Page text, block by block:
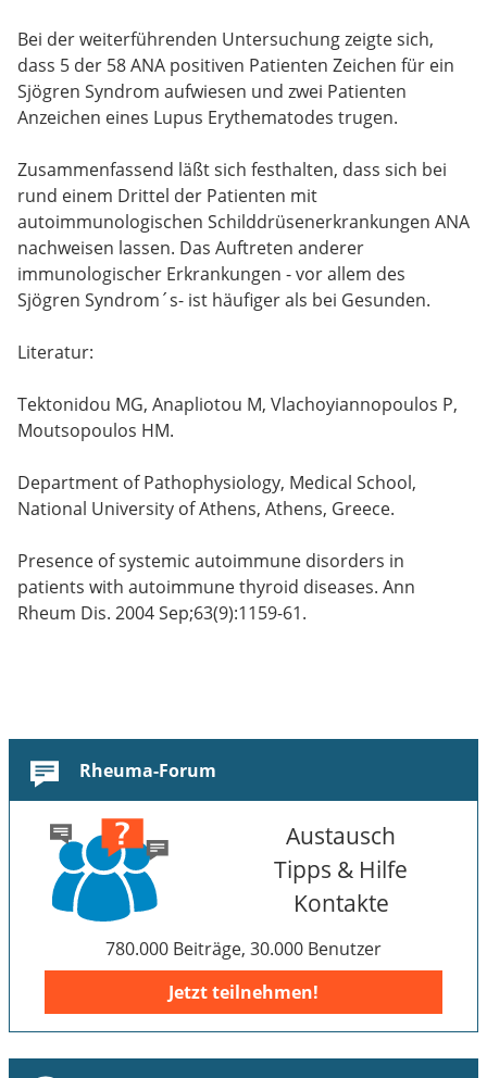
Bei der weiterführenden Untersuchung zeigte sich,
dass 5 der 58 ANA positiven Patienten Zeichen für ein
Sjögren Syndrom aufwiesen und zwei Patienten
Anzeichen eines Lupus Erythematodes trugen.
Zusammenfassend läßt sich festhalten, dass sich bei
rund einem Drittel der Patienten mit
autoimmunologischen Schilddrüsenerkrankungen ANA
nachweisen lassen. Das Auftreten anderer
immunologischer Erkrankungen - vor allem des
Sjögren Syndrom´s- ist häufiger als bei Gesunden.
Literatur:
Tektonidou MG, Anapliotou M, Vlachoyiannopoulos P,
Moutsopoulos HM.
Department of Pathophysiology, Medical School,
National University of Athens, Athens, Greece.
Presence of systemic autoimmune disorders in
patients with autoimmune thyroid diseases. Ann
Rheum Dis. 2004 Sep;63(9):1159-61.
Rheuma-Forum
Austausch
Tipps & Hilfe
Kontakte
780.000 Beiträge, 30.000 Benutzer
Jetzt teilnehmen!